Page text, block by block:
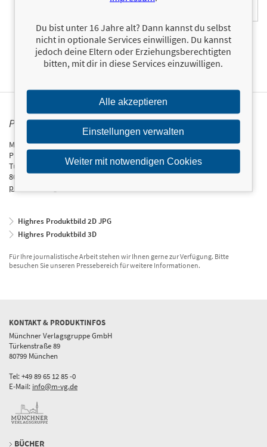
PRESSEKONTAKT
Münchner Verlagsgruppe GmbH
Presseabteilung
Türkenstraße 89
80799 München
presse@m-vg.de
Highres Produktbild 2D JPG
Highres Produktbild 3D
Für Ihre journalistische Arbeit stehen wir Ihnen gerne zur Verfügung. Bitte
besuchen Sie unseren Pressebereich für weitere Informationen.
KONTAKT & PRODUKTINFOS
Münchner Verlagsgruppe GmbH
Türkenstraße 89
80799 München
Tel: +49 89 65 12 85 -0
E-Mail: info@m-vg.de
BÜCHER
Du bist unter 16 Jahre alt? Dann kannst du selbst
nicht in optionale Services einwilligen. Du kannst
jedoch deine Eltern oder Erziehungsberechtigten
bitten, mit dir in diese Services einzuwilligen.
Alle akzeptieren
Einstellungen verwalten
Weiter mit notwendigen Cookies